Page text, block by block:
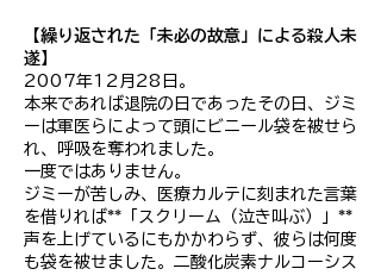
【繰り返された「未必の故意」による殺人未
遂】
2007年12月28日。
本来であれば退院の日であったその日、ジミ
ーは軍医らによって頭にビニール袋を被せら
れ、呼吸を奪われました。
一度ではありません。
ジミーが苦しみ、医療カルテに刻まれた言葉
を借りれば**「スクリーム（泣き叫ぶ）」**
声を上げているにもかかわらず、彼らは何度
も袋を被せました。二酸化炭素ナルコーシス